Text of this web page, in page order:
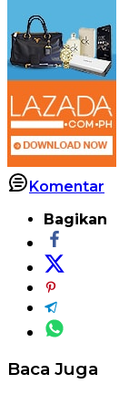
Komentar
Bagikan
Baca Juga